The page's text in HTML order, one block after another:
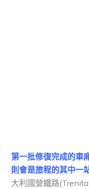
第一批修復完成的車
則會是旅程的其中一
大利國營鐵路